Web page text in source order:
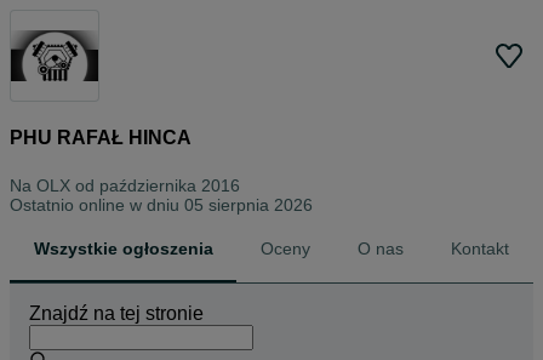
PHU RAFAŁ HINCA
Na OLX od października 2016
Ostatnio online w dniu 05 sierpnia 2026
Wszystkie ogłoszenia Oceny O nas Kontakt
Znajdź na tej stronie